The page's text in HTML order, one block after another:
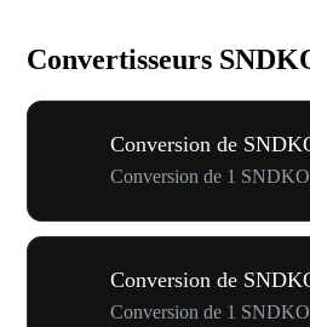
Convertisseurs
Conversion de
Conversion de 1
Conversion de
Conversion de 1